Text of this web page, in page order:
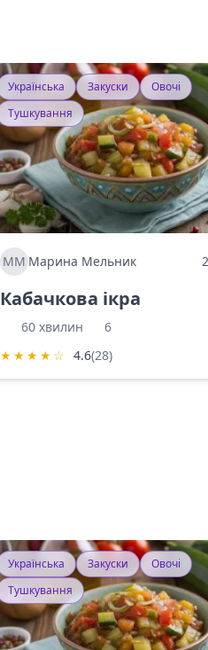
Українська Закуски
Овочі
Тушкування
ММ Марина Мельник
Кабачкова ікра
60 хвилин
6
★ ★ ★ ★ ☆ 4.6(28)
Українська Закуски
Овочі
Тушкування